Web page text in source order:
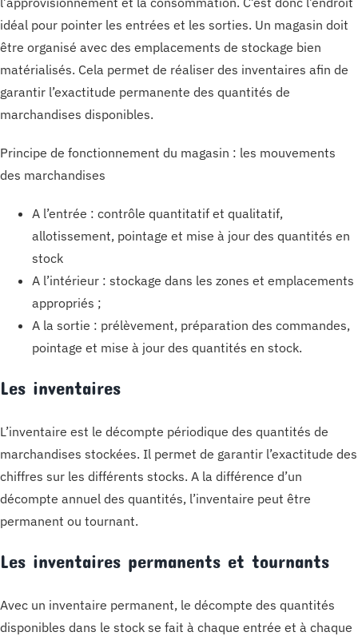
idéal pour pointer les entrées et les sorties. Un magasin doit
être organisé avec des emplacements de stockage bien
matérialisés. Cela permet de réaliser des inventaires afin de
garantir l’exactitude permanente des quantités de
marchandises disponibles.
Principe de fonctionnement du magasin : les mouvements
des marchandises
A l’entrée : contrôle quantitatif et qualitatif,
allotissement, pointage et mise à jour des quantités en
stock
A l’intérieur : stockage dans les zones et emplacements
appropriés ;
A la sortie : prélèvement, préparation des commandes,
pointage et mise à jour des quantités en stock.
Les inventaires
L’inventaire est le décompte périodique des quantités de
marchandises stockées. Il permet de garantir l’exactitude des
chiffres sur les différents stocks. A la différence d’un
décompte annuel des quantités, l’inventaire peut être
permanent ou tournant.
Les inventaires permanents et tournants
Avec un inventaire permanent, le décompte des quantités
disponibles dans le stock se fait à chaque entrée et à chaque